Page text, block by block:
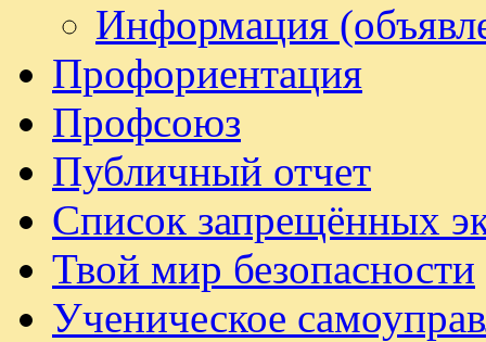
Информация
Профориентация
Профсоюз
Публичный отчет
Список запрещённых
Твой мир безопасности
Ученическое